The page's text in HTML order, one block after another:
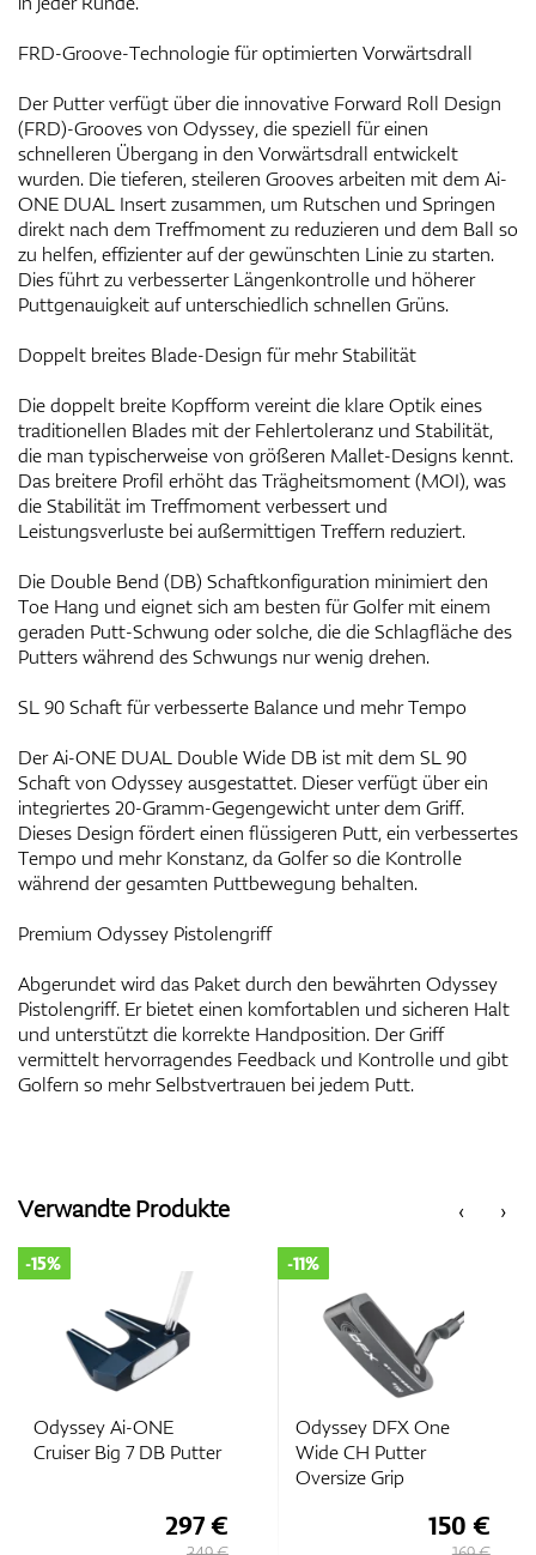
FRD-Groove-Technologie für optimierten Vorwärtsdrall
Der Putter verfügt über die innovative Forward Roll Design
(FRD)-Grooves von Odyssey, die speziell für einen
schnelleren Übergang in den Vorwärtsdrall entwickelt
wurden. Die tieferen, steileren Grooves arbeiten mit dem Ai-
ONE DUAL Insert zusammen, um Rutschen und Springen
direkt nach dem Treffmoment zu reduzieren und dem Ball so
zu helfen, effizienter auf der gewünschten Linie zu starten.
Dies führt zu verbesserter Längenkontrolle und höherer
Puttgenauigkeit auf unterschiedlich schnellen Grüns.
Doppelt breites Blade-Design für mehr Stabilität
Die doppelt breite Kopfform vereint die klare Optik eines
traditionellen Blades mit der Fehlertoleranz und Stabilität,
die man typischerweise von größeren Mallet-Designs kennt.
Das breitere Profil erhöht das Trägheitsmoment (MOI), was
die Stabilität im Treffmoment verbessert und
Leistungsverluste bei außermittigen Treffern reduziert.
Die Double Bend (DB) Schaftkonfiguration minimiert den
Toe Hang und eignet sich am besten für Golfer mit einem
geraden Putt-Schwung oder solche, die die Schlagfläche des
Putters während des Schwungs nur wenig drehen.
SL 90 Schaft für verbesserte Balance und mehr Tempo
Der Ai-ONE DUAL Double Wide DB ist mit dem SL 90
Schaft von Odyssey ausgestattet. Dieser verfügt über ein
integriertes 20-Gramm-Gegengewicht unter dem Griff.
Dieses Design fördert einen flüssigeren Putt, ein verbessertes
Tempo und mehr Konstanz, da Golfer so die Kontrolle
während der gesamten Puttbewegung behalten.
Premium Odyssey Pistolengriff
Abgerundet wird das Paket durch den bewährten Odyssey
Pistolengriff. Er bietet einen komfortablen und sicheren Halt
und unterstützt die korrekte Handposition. Der Griff
vermittelt hervorragendes Feedback und Kontrolle und gibt
Golfern so mehr Selbstvertrauen bei jedem Putt.
‹
Verwandte Produkte ›
Odyssey Ai-ONE
Cruiser Big 7 DB Putter
-15%
297 €
Odyssey DFX One
Wide CH Putter
Oversize Grip
-11%
150 €